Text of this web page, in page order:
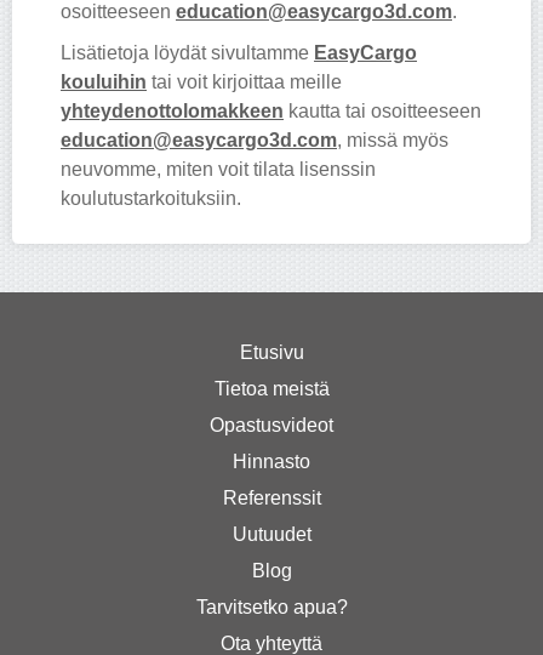
osoitteeseen education@easycargo3d.com.
Lisätietoja löydät sivultamme EasyCargo
kouluihin tai voit kirjoittaa meille
yhteydenottolomakkeen kautta tai osoitteeseen
education@easycargo3d.com, missä myös
neuvomme, miten voit tilata lisenssin
koulutustarkoituksiin.
Etusivu
Tietoa meistä
Opastusvideot
Hinnasto
Referenssit
Uutuudet
Blog
Tarvitsetko apua?
Ota yhteyttä